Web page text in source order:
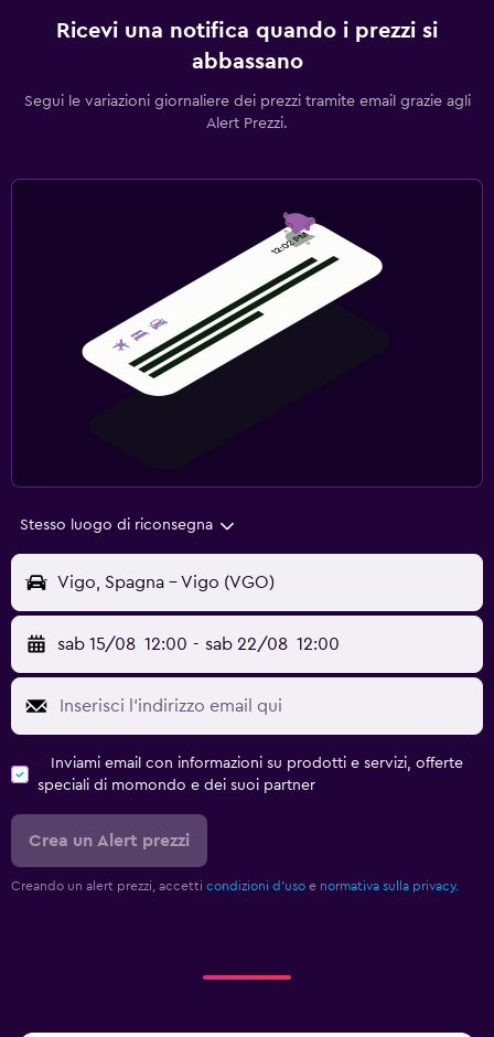
Ricevi una notifica quando i prezzi si
abbassano
Segui le variazioni giornaliere dei prezzi tramite email grazie agli
Alert Prezzi.
Stesso luogo di riconsegna
Vigo, Spagna - Vigo (VGO)
sab 15/08 12:00 - sab 22/08 12:00
Inviami email con informazioni su prodotti e servizi, offerte
speciali di momondo e dei suoi partner
Crea un Alert prezzi
Creando un alert prezzi, accetti condizioni d'uso e normativa sulla privacy.